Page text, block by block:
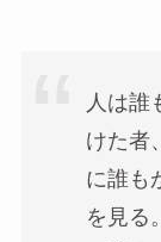
人は誰
けた者
に誰も
を見る